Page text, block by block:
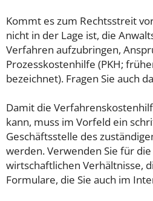
Kommt es zum Rechtsstreit
nicht in der Lage ist, die
Verfahren aufzubringen,
Prozesskostenhilfe (PKH;
bezeichnet). Fragen Sie auch
Damit die
kann, muss im Vorfeld ein
Geschäftsstelle des
werden. Verwenden Sie für
wirtschaftlichen Verhältnisse,
Formulare, die Sie auch im